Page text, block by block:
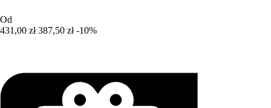
Od
431,00 zł 387,50 zł -10%